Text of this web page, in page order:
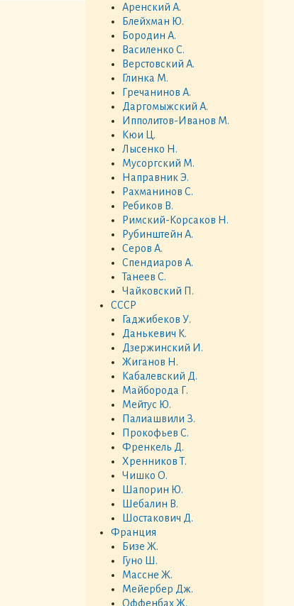
Аренский А.
Блейхман Ю.
Бородин А.
Василенко С.
Верстовский А.
Глинка М.
Гречанинов А.
Даргомыжский А.
Ипполитов-Иванов М.
Кюи Ц.
Лысенко Н.
Мусоргский М.
Направник Э.
Рахманинов С.
Ребиков В.
Римский-Корсаков Н.
Рубинштейн А.
Серов А.
Спендиаров А.
Танеев С.
Чайковский П.
СССР
Гаджибеков У.
Данькевич К.
Дзержинский И.
Жиганов Н.
Кабалевский Д.
Майборода Г.
Мейтус Ю.
Палиашвили З.
Прокофьев С.
Френкель Д.
Хренников Т.
Чишко О.
Шапорин Ю.
Шебалин В.
Шостакович Д.
Франция
Бизе Ж.
Гуно Ш.
Массне Ж.
Мейербер Дж.
Оффенбах Ж.